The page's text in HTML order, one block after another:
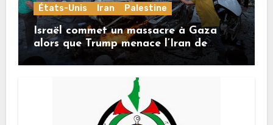
États-Unis Iran Palestine
Israël commet un massacre à Gaza
alors que Trump menace l’Iran de
«décapitation»